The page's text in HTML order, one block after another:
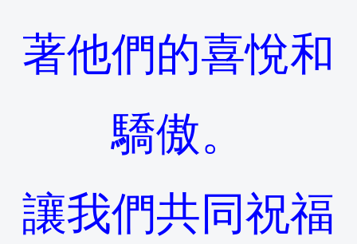
著他們的喜悅和
驕傲。
讓我們共同祝福